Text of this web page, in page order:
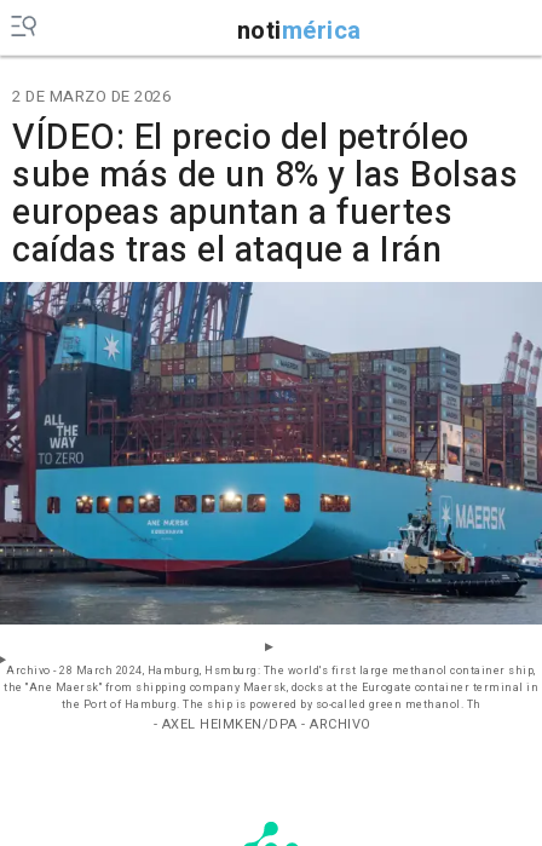
notimérica
2 DE MARZO DE 2026
VÍDEO: El precio del petróleo
sube más de un 8% y las Bolsas
europeas apuntan a fuertes
caídas tras el ataque a Irán
Archivo - 28 March 2024, Hamburg, Hsmburg: The world's first large methanol container ship,
the "Ane Maersk" from shipping company Maersk, docks at the Eurogate container terminal in
the Port of Hamburg. The ship is powered by so-called green methanol. Th
- AXEL HEIMKEN/DPA - ARCHIVO